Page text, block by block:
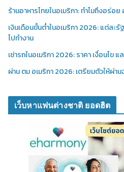
ร้านอาหารไทยในอเมริกา: ทำไมถึงอร่อย
เงินเดือนขั้นต่ำในอเมริกา 2026: แต่ละ
ไปทำงาน
เช่ารถในอเมริกา 2026: ราคา เงื่อนไข
ผ่าน ตม อเมริกา 2026: เตรียมตัวให้ผ่า
เว็บหาแฟนต่างชาติ ยอดฮิต